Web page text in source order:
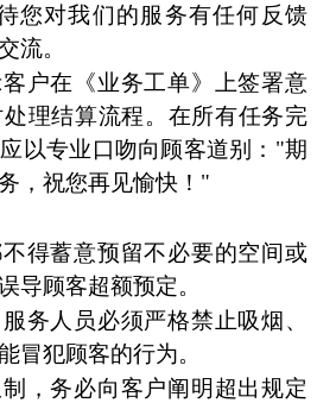
您对我们的服务有任何反馈
流。
户在《业务工单》上签署意
理结算流程。在所有任务完
以专业口吻向顾客道别："期
，祝您再见愉快！"
得蓄意预留不必要的空间或
导顾客超额预定。
务人员必须严格禁止吸烟、
冒犯顾客的行为。
，务必向客户阐明超出规定